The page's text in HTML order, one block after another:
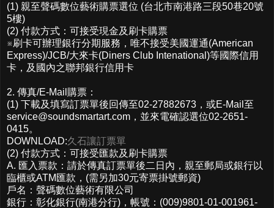
(1) 親至聲碼數位藝術購票選位 (台北市南港路三段50巷20號
5樓)
(2) 付款方式：可接受現金及刷卡購票
※刷卡可辦理銀行分期服務，唯不接受美國運通(American
Express)/JCB/大來卡(Diners Club Intenational)等國際信用
卡，及國內之聯邦銀行信用卡
2. 傳真/E-Mail購票：
(1) 下載及填寫訂票單後回傳至02-27882673，或E-Mail至
service@soundsmartart.com ，並來電確認選位02-2651-
0415。
DOWNLOAD:久石讓訂票單
(2) 付款方式：可接受匯款及刷卡購票
A. 匯入票款：請於傳真訂票單後二日內，親至郵局或銀行以
臨櫃或ATM匯款，(需另加30元寄票掛號郵資)
戶名：聲碼數位藝術有限公司
銀行：彰化銀行(南港分行)，帳號：(009)9801-01-001961-